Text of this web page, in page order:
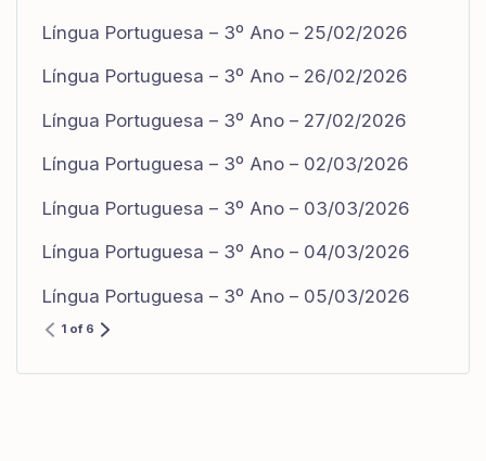
Língua Portuguesa – 3º Ano – 25/02/2026
Língua Portuguesa – 3º Ano – 26/02/2026
Língua Portuguesa – 3º Ano – 27/02/2026
Língua Portuguesa – 3º Ano – 02/03/2026
Língua Portuguesa – 3º Ano – 03/03/2026
Língua Portuguesa – 3º Ano – 04/03/2026
Língua Portuguesa – 3º Ano – 05/03/2026
1 of 6